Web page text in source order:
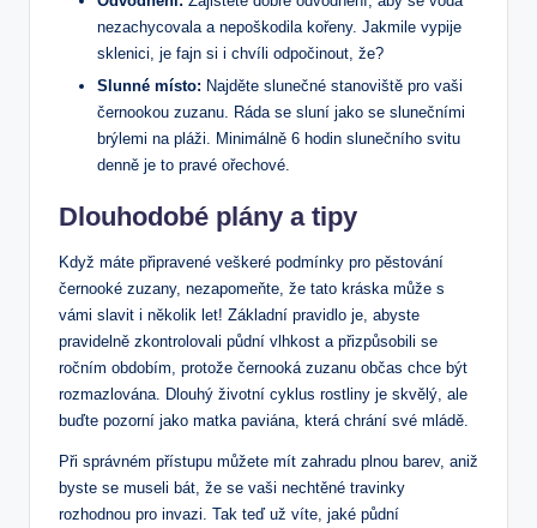
nezachycovala a nepoškodila kořeny. Jakmile vypije
sklenici, je fajn si i chvíli odpočinout, že?
Slunné místo: Najděte slunečné stanoviště pro vaši
černookou zuzanu. Ráda se sluní jako se slunečními
brýlemi na pláži. Minimálně 6 hodin slunečního svitu
denně je to pravé ořechové.
Dlouhodobé plány a tipy
Když máte připravené veškeré podmínky pro pěstování
černooké zuzany, nezapomeňte, že tato kráska může s
vámi slavit i několik let! Základní pravidlo je, abyste
pravidelně zkontrolovali půdní vlhkost a přizpůsobili se
ročním obdobím, protože černooká zuzanu občas chce být
rozmazlována. Dlouhý životní cyklus rostliny je skvělý, ale
buďte pozorní jako matka paviána, která chrání své mládě.
Při správném přístupu můžete mít zahradu plnou barev, aniž
byste se museli bát, že se vaši nechtěné travinky
rozhodnou pro invazi. Tak teď už víte, jaké půdní